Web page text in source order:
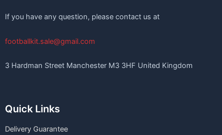
If you have any question, please contact us at
footballkit.sale@gmail.com
3 Hardman Street Manchester M3 3HF United Kingdom
Quick Links
Delivery Guarantee